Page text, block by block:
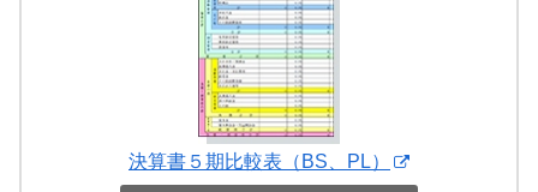
決算書５期比較表（BS、PL）